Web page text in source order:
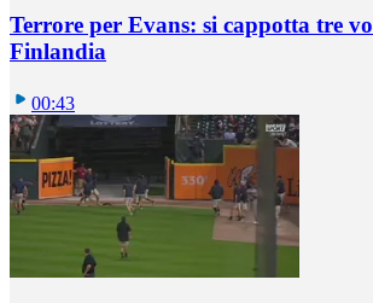
Terrore per Evans: si cappotta tre
Finlandia
00:43